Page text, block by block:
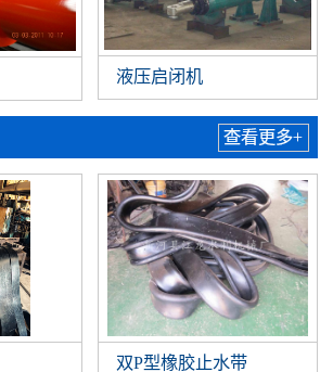
液压启闭机
查看更多+
双P型橡胶止水带